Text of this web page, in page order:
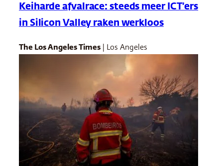
Keiharde afvalrace: steeds meer ICT’ers
in Silicon Valley raken werkloos
The Los Angeles Times | Los Angeles